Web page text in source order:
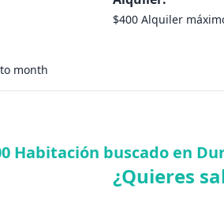
$400 Alquiler
month
Habitación buscado en
¿Quieres